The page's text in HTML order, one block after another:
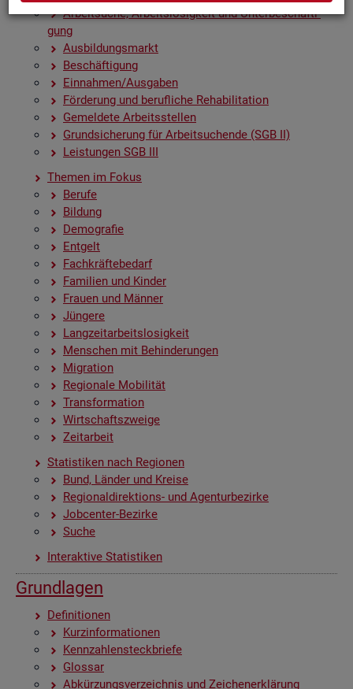
Ar­beit­su­che, Ar­beits­lo­sig­keit und Un­ter­be­schäf­ti­
gung
Aus­bil­dungs­markt
Be­schäf­ti­gung
Ein­nah­men/Aus­ga­ben
För­de­rung und be­ruf­li­che Re­ha­bi­li­ta­ti­on
Ge­mel­de­te Ar­beits­stel­len
Grund­si­che­rung für Ar­beit­su­chen­de (SGB II)
Leis­tun­gen SGB III
The­men im Fokus
Be­ru­fe
Bil­dung
De­mo­gra­fie
Ent­gelt
Fach­kräf­te­be­darf
Fa­mi­li­en und Kin­der
Frau­en und Män­ner
Jün­ge­re
Lang­zeit­ar­beits­lo­sig­keit
Men­schen mit Be­hin­de­run­gen
Mi­gra­ti­on
Re­gio­na­le Mo­bi­li­tät
Trans­for­ma­ti­on
Wirt­schafts­zwei­ge
Zeit­ar­beit
Sta­tis­ti­ken nach Re­gio­nen
Bund, Län­der und Krei­se
Re­gio­nal­di­rek­ti­ons- und Agen­tur­be­zir­ke
Job­cen­ter-Be­zir­ke
Suche
In­ter­ak­ti­ve Sta­tis­ti­ken
Grund­la­gen
De­fi­ni­tio­nen
Kurz­in­for­ma­tio­nen
Kenn­zah­len­steck­brie­fe
Glos­sar
Ab­kür­zungs­ver­zeich­nis und Zei­chen­er­klä­rung